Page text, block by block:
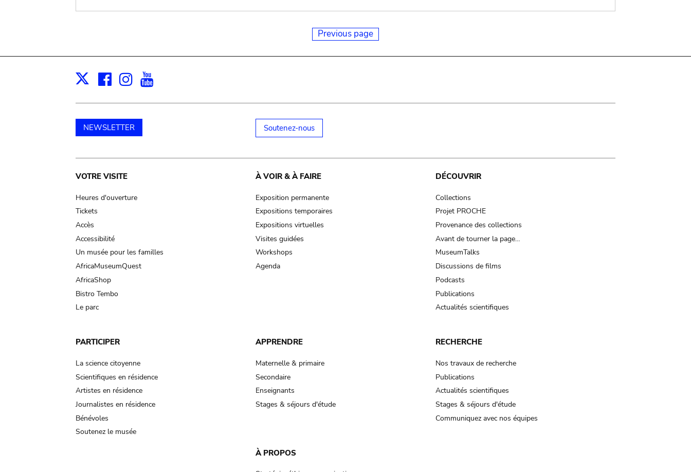
Previous page
X Facebook
Instagram
NEWSLETTER Soutenez-nous
Main
navigation
VOTRE VISITE
Heures d'ouverture
Tickets
Accès
Accessibilité
Un musée pour les familles
AfricaMuseumQuest
AfricaShop
Bistro Tembo
Le parc
À VOIR & À FAIRE
Exposition permanente
Expositions temporaires
Expositions virtuelles
Visites guidées
Workshops
Agenda
DÉCOUVRIR
Collections
Projet PROCHE
Provenance des collections
Avant de tourner la page…
MuseumTalks
Discussions de films
Podcasts
Publications
Actualités scientifiques
PARTICIPER
La science citoyenne
Scientifiques en résidence
Artistes en résidence
Journalistes en résidence
Bénévoles
Soutenez le musée
APPRENDRE
Maternelle & primaire
Secondaire
Enseignants
Stages & séjours d'étude
RECHERCHE
Nos travaux de recherche
Publications
Actualités scientifiques
Stages & séjours d'étude
Communiquez avec nos équipes
À PROPOS